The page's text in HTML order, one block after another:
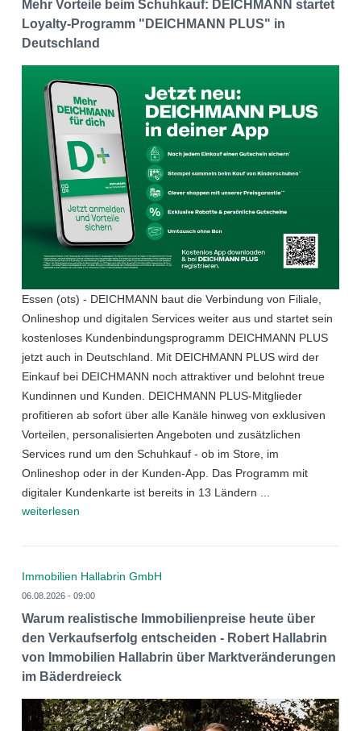
Mehr Vorteile beim Schuhkauf: DEICHMANN startet
Loyalty-Programm "DEICHMANN PLUS" in
Deutschland
Essen (ots) - DEICHMANN baut die Verbindung von Filiale,
Onlineshop und digitalen Services weiter aus und startet sein
kostenloses Kundenbindungsprogramm DEICHMANN PLUS
jetzt auch in Deutschland. Mit DEICHMANN PLUS wird der
Einkauf bei DEICHMANN noch attraktiver und belohnt treue
Kundinnen und Kunden. DEICHMANN PLUS-Mitglieder
profitieren ab sofort über alle Kanäle hinweg von exklusiven
Vorteilen, personalisierten Angeboten und zusätzlichen
Services rund um den Schuhkauf - ob im Store, im
Onlineshop oder in der Kunden-App. Das Programm mit
digitaler Kundenkarte ist bereits in 13 Ländern ...
weiterlesen
Immobilien Hallabrin GmbH
06.08.2026 - 09:00
Warum realistische Immobilienpreise heute über
den Verkaufserfolg entscheiden - Robert Hallabrin
von Immobilien Hallabrin über Marktveränderungen
im Bäderdreieck